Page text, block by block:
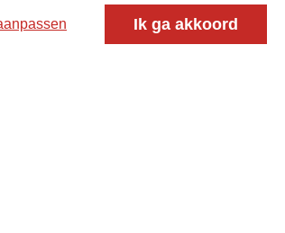
Ik ga akkoord